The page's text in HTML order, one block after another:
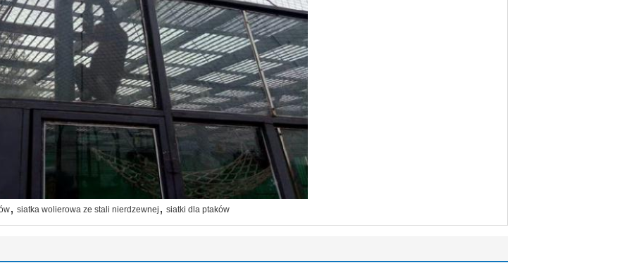
, siatka wolierowa ze stali nierdzewnej , siatki dla ptaków